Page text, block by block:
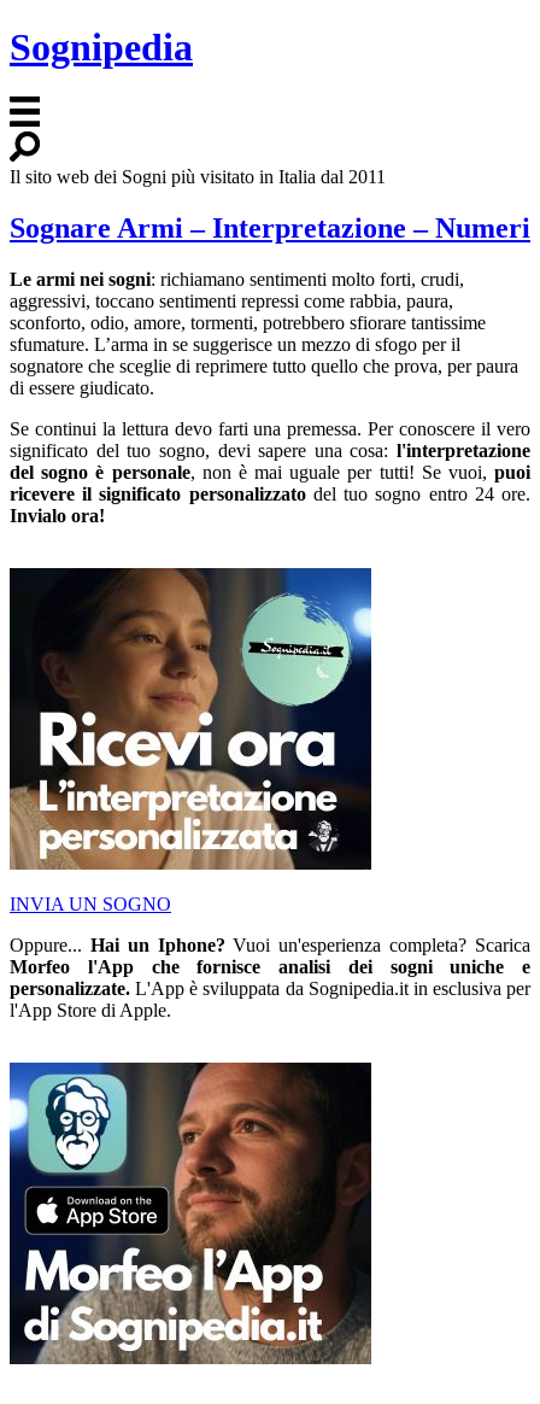
Sognipedia
Il sito web dei Sogni più visitato in Italia dal 2011
Sognare Armi – Interpretazione – Numeri
Le armi nei sogni: richiamano sentimenti molto forti, crudi,
aggressivi, toccano sentimenti repressi come rabbia, paura,
sconforto, odio, amore, tormenti, potrebbero sfiorare tantissime
sfumature. L’arma in se suggerisce un mezzo di sfogo per il
sognatore che sceglie di reprimere tutto quello che prova, per paura
di essere giudicato.
Se continui la lettura devo farti una premessa. Per conoscere il vero
significato del tuo sogno, devi sapere una cosa: l'interpretazione
del sogno è personale, non è mai uguale per tutti! Se vuoi, puoi
ricevere il significato personalizzatodel tuo sogno entro 24 ore.
Invialo ora!
INVIA UN SOGNO
Oppure... Hai un Iphone? Vuoi un'esperienza completa? Scarica
Morfeo l'App che fornisce analisi dei sogni uniche e
personalizzate. L'App è sviluppata da Sognipedia.it in esclusiva per
l'App Store di Apple.